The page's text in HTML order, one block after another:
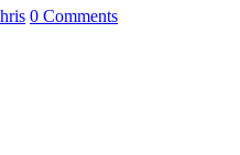
0 Comments